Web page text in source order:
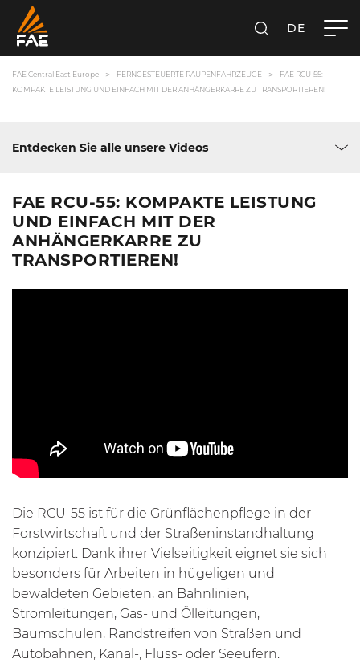
SUCHEN
DE
FAE Central East Europe FERNGESTEUERTE RAUPENFAHRZEUGE
FAE RCU-55:
KOMPAKTE LEISTUNG UND EINFACH MIT DER ANHÄNGERKARRE ZU TRANSPORTIEREN!
Entdecken Sie alle unsere Videos
FAE RCU-55: KOMPAKTE LEISTUNG
UND EINFACH MIT DER
ANHÄNGERKARRE ZU
TRANSPORTIEREN!
Die RCU-55 ist für die Grünflächenpflege in der
Forstwirtschaft und der Straßeninstandhaltung
konzipiert. Dank ihrer Vielseitigkeit eignet sie sich
besonders für Arbeiten in hügeligen und
bewaldeten Gebieten, an Bahnlinien,
Stromleitungen, Gas- und Ölleitungen,
Baumschulen, Randstreifen von Straßen und
Autobahnen, Kanal-, Fluss- oder Seeufern.